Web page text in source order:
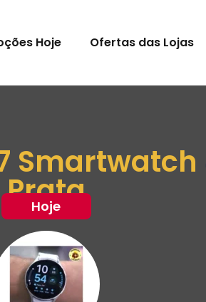
Hoje Ofertas das Lojas
Prata
Hoje